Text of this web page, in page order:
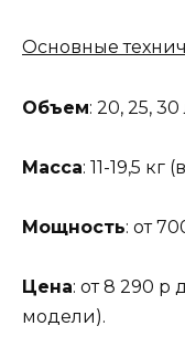
Основные
Объем: 20, 25, 30
Масса: 11-19,5
Мощность: от
Цена: от 8 290 р
модели).